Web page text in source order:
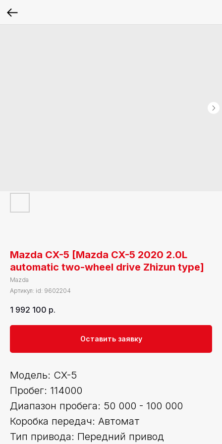
Mazda CX-5 [Mazda CX-5 2020 2.0L
automatic two-wheel drive Zhizun type]
Mazda
Артикул: id: 9602204
1 992 100 р.
Оставить заявку
Модель: CX-5
Пробег: 114000
Диапазон пробега: 50 000 - 100 000
Коробка передач: Автомат
Тип привода: Передний привод